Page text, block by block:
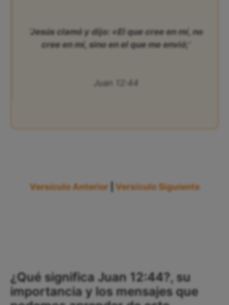
‘Jesús clamó y dijo: «El que cree en mí, no
cree en mí, sino en el que me envió;’
Juan 12:44
Versículo Anterior Versículo Siguiente
¿Qué significa Juan 12:44?, su
importancia y los mensajes que